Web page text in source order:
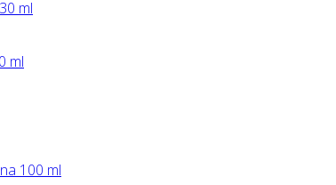
ml